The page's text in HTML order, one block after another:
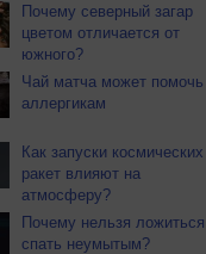
Почему северный загар
цветом отличается от
южного?
Чай матча может помочь
аллергикам
Как запуски космических
ракет влияют на
атмосферу?
Почему нельзя ложиться
спать неумытым?